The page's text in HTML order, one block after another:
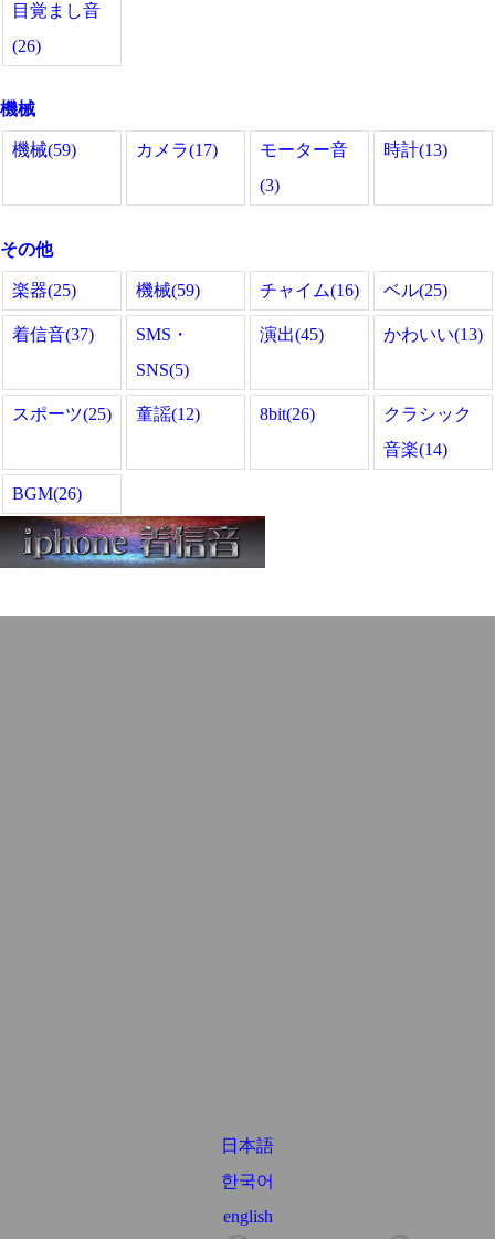
目覚まし音
(26)
機械
機械(59) カメラ(17)
モーター音
(3)
時計(13)
その他
楽器(25) 機械(59) チャイム(16) ベル(25)
着信音(37)
SMS・
SNS(5)
演出(45) かわいい(13)
スポーツ(25) 童謡(12) 8bit(26)
クラシック
音楽(14)
BGM(26)
日本語
한국어
english